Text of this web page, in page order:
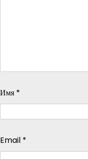
Имя *
Email *